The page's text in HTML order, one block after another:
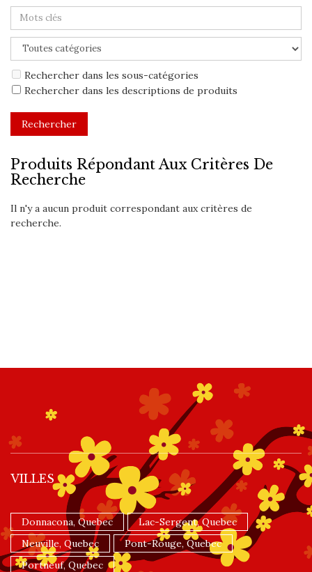
Rechercher dans les sous-catégories
Rechercher dans les descriptions de produits
Produits Répondant Aux Critères De
Recherche
Il n'y a aucun produit correspondant aux critères de
recherche.
VILLES
Donnacona, Quebec
Lac-Sergent, Quebec
Neuville, Quebec
Pont-Rouge, Quebec
Portneuf, Quebec